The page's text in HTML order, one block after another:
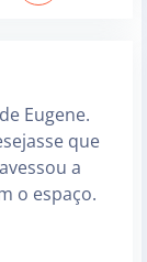
Eugene.
que
a
o espaço.